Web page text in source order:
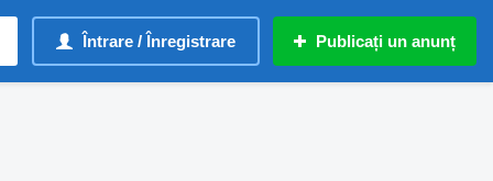
Întrare / Înregistrare Publicați un anunț